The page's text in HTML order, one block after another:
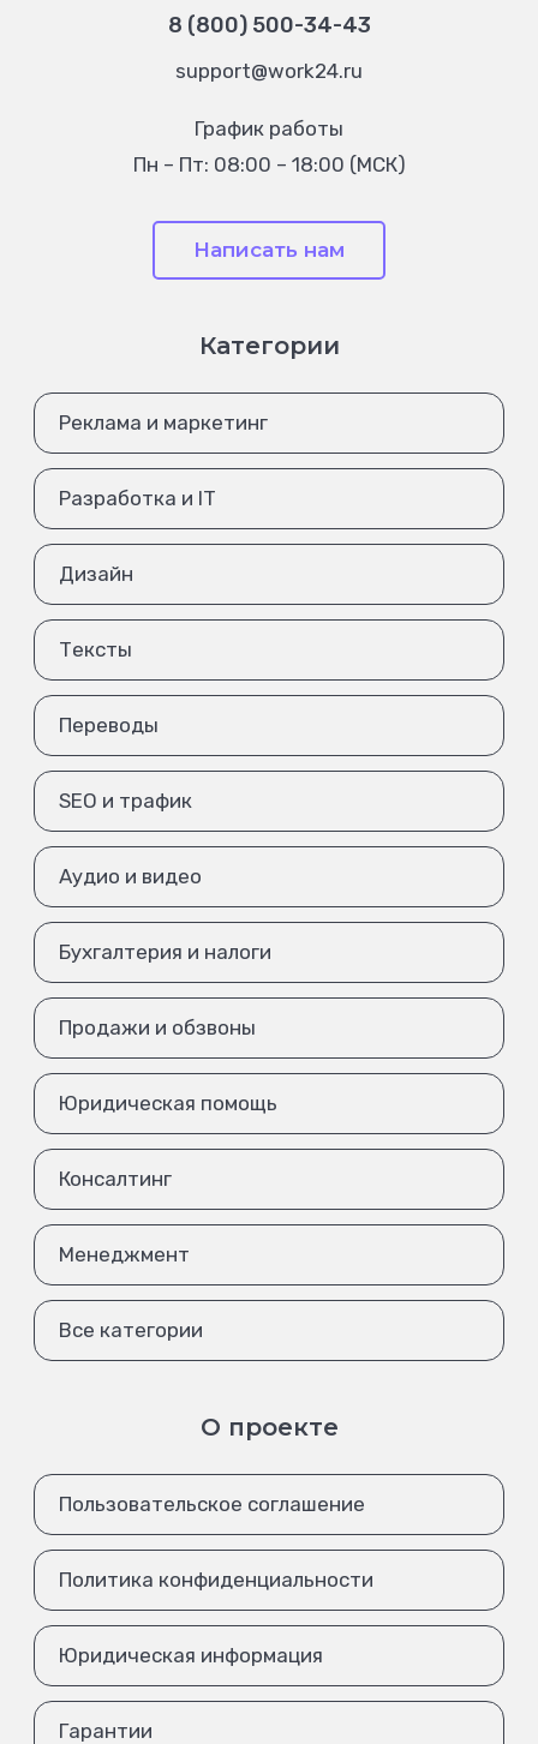
8 (800) 500-34-43
support@work24.ru
График работы
Пн – Пт: 08:00 – 18:00 (МСК)
Написать нам
Категории
Реклама и маркетинг
Разработка и IT
Дизайн
Тексты
Переводы
SEO и трафик
Аудио и видео
Бухгалтерия и налоги
Продажи и обзвоны
Юридическая помощь
Консалтинг
Менеджмент
Все категории
О проекте
Пользовательское соглашение
Политика конфиденциальности
Юридическая информация
Гарантии